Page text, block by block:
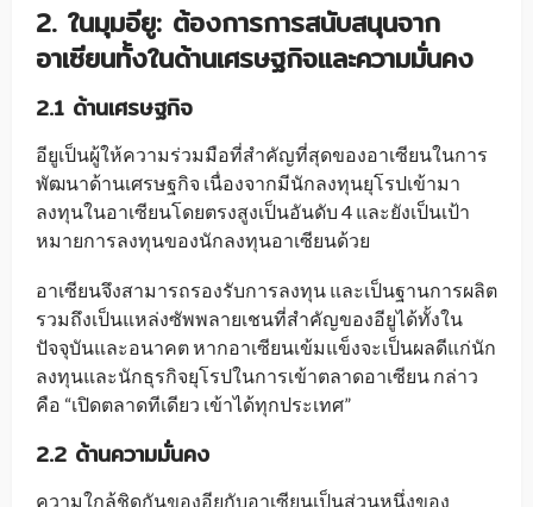
2. ในมุมอียู: ต้องการการสนับสนุนจาก
อาเซียนทั้งในด้านเศรษฐกิจและความมั่นคง
2.1 ด้านเศรษฐกิจ
อียูเป็นผู้ให้ความร่วมมือที่สำคัญที่สุดของอาเซียนในการ
พัฒนาด้านเศรษฐกิจ เนื่องจากมีนักลงทุนยุโรปเข้ามา
ลงทุนในอาเซียนโดยตรงสูงเป็นอันดับ 4 และยังเป็นเป้า
หมายการลงทุนของนักลงทุนอาเซียนด้วย
อาเซียนจึงสามารถรองรับการลงทุน และเป็นฐานการผลิต
รวมถึงเป็นแหล่งซัพพลายเชนที่สำคัญของอียูได้ทั้งใน
ปัจจุบันและอนาคต หากอาเซียนเข้มแข็งจะเป็นผลดีแก่นัก
ลงทุนและนักธุรกิจยุโรปในการเข้าตลาดอาเซียน กล่าว
คือ “เปิดตลาดทีเดียว เข้าได้ทุกประเทศ”
2.2 ด้านความมั่นคง
ความใกล้ชิดกันของอียูกับอาเซียนเป็นส่วนหนึ่งของ